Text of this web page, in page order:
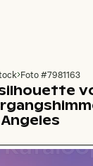
Homepage
Foto #7981163
Angeles